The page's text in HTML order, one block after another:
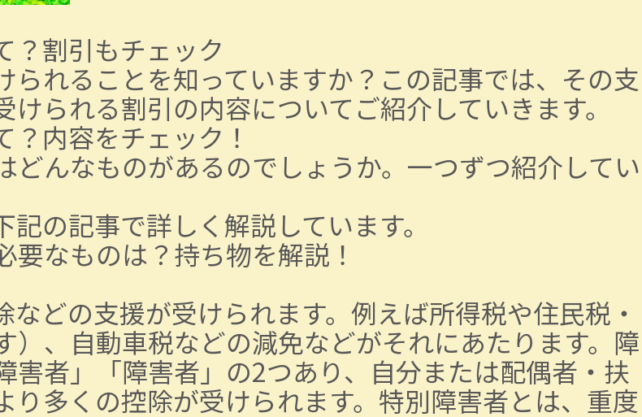
？割引もチェック
れることを知っていますか？この記事では、その支
られる割引の内容についてご紹介していきます。
内容をチェック！
んなものがあるのでしょうか。一つずつ紹介してい
の記事で詳しく解説しています。
なものは？持ち物を解説！
どの支援が受けられます。例えば所得税や住民税・
、自動車税などの減免などがそれにあたります。障
者」「障害者」の2つあり、自分または配偶者・扶
多くの控除が受けられます。特別障害者とは、重度